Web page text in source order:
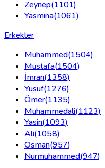
Zeynep(1101)
Yasmina(1061)
Erkekler
Muhammed(1504)
Mustafa(1504)
İmran(1358)
Yusuf(1276)
Ömer(1135)
Muhammedali(1123)
Yasin(1093)
Ali(1058)
Osman(957)
Nurmuhammed(947)